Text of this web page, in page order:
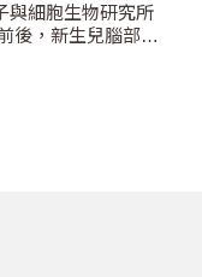
與細胞生物研究所